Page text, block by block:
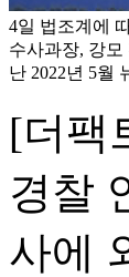
4일 법조계에
수사과장, 강
난 2022년 5월
[더팩
경찰
사에